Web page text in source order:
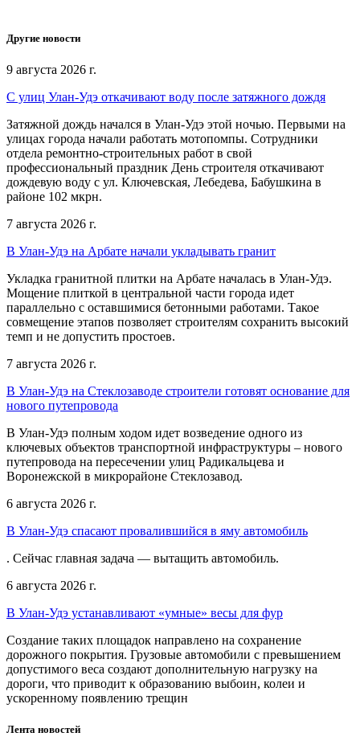
Другие новости
9 августа 2026 г.
С улиц Улан-Удэ откачивают воду после затяжного дождя
Затяжной дождь начался в Улан-Удэ этой ночью. Первыми на
улицах города начали работать мотопомпы. Сотрудники
отдела ремонтно-строительных работ в свой
профессиональный праздник День строителя откачивают
дождевую воду с ул. Ключевская, Лебедева, Бабушкина в
районе 102 мкрн.
7 августа 2026 г.
В Улан-Удэ на Арбате начали укладывать гранит
Укладка гранитной плитки на Арбате началась в Улан-Удэ.
Мощение плиткой в центральной части города идет
параллельно с оставшимися бетонными работами. Такое
совмещение этапов позволяет строителям сохранить высокий
темп и не допустить простоев.
7 августа 2026 г.
В Улан-Удэ на Стеклозаводе строители готовят основание для
нового путепровода
В Улан-Удэ полным ходом идет возведение одного из
ключевых объектов транспортной инфраструктуры – нового
путепровода на пересечении улиц Радикальцева и
Воронежской в микрорайоне Стеклозавод.
6 августа 2026 г.
В Улан-Удэ спасают провалившийся в яму автомобиль
. Сейчас главная задача — вытащить автомобиль.
6 августа 2026 г.
В Улан-Удэ устанавливают «умные» весы для фур
Создание таких площадок направлено на сохранение
дорожного покрытия. Грузовые автомобили с превышением
допустимого веса создают дополнительную нагрузку на
дороги, что приводит к образованию выбоин, колеи и
ускоренному появлению трещин
Лента новостей